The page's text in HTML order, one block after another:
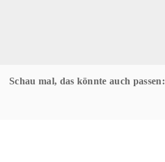
Schau mal, das könnte auch passen: